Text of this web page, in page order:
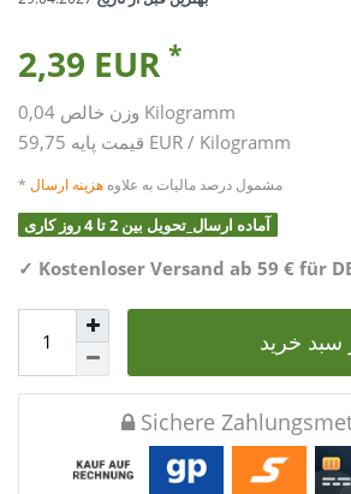
2,39 EUR *
وزن خالص Kilogramm
قیمت پایه 59,75 EUR / Kilogramm
* مشمول درصد مالیات به علاوه هزینه ارسال
آماده ارسال_تحویل بین 2 تا 4 روز کاری
✓ Kostenloser Versand ab 59 € für
سبد خرید
Sichere